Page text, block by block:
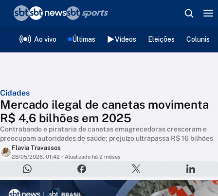
Ao vivo Últimas Vídeos Eleições
Cidades
Mercado ilegal de canetas movimenta
R$ 4,6 bilhões em 2025
Contrabando e pirataria de canetas emagrecedoras cresceram e
preocupam autoridades de saúde; prejuízo ultrapassa R$ 16 bilhões
Flavia Travassos
28/05/2026, 01:42 • Atualizado há 2 mêses
❮voltar
Editorias